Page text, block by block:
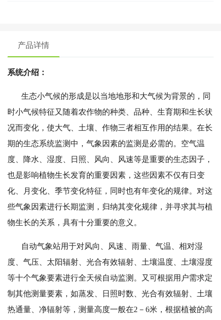
产品详情
系统介绍：
生态小气候的形成是以当地地形和大气候为背景的，同
时小气候特征又随着农作物的种类、品种、生育期和生长状
况而变化，使大气、土壤、作物三者相互作用的结果。在长
期的生态系统监测中，气象因素的监测是必需的。空气温
度、降水、湿度、日照、风向、风速等是重要的生态因子，
也是影响植物生长发育的重要因素，这些因素不仅有日变
化、月变化、季节变化特征，同时也有年变化的规律。对这
些气象因素进行长期监测，归纳其变化规律，并寻求其与植
物生长的关系，具有十分重要的意义。
自动气象站用于对风向、风速、雨量、气温、相对湿
度、气压、太阳辐射、光合有效辐射、土壤温度、土壤湿度
等十个气象要素进行全天候自动监测。又可根据用户需求定
制其他测量要素，如蒸发、日照时数、光合有效辐射、土壤
热通量、净辐射等，测量高度一般在2－6米，根据植被的高